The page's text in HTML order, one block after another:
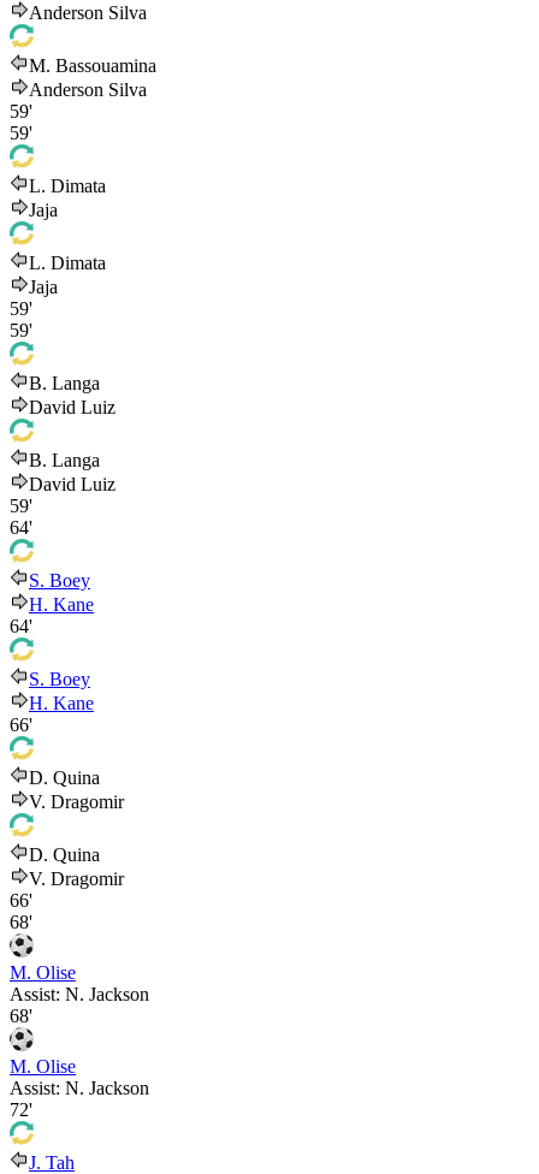
Anderson Silva
M. Bassouamina
Anderson Silva
59'
59'
L. Dimata
Jaja
L. Dimata
Jaja
59'
59'
B. Langa
David Luiz
B. Langa
David Luiz
59'
64'
S. Boey
H. Kane
64'
S. Boey
H. Kane
66'
D. Quina
V. Dragomir
D. Quina
V. Dragomir
66'
68'
M. Olise
Assist: N. Jackson
68'
M. Olise
Assist: N. Jackson
72'
J. Tah